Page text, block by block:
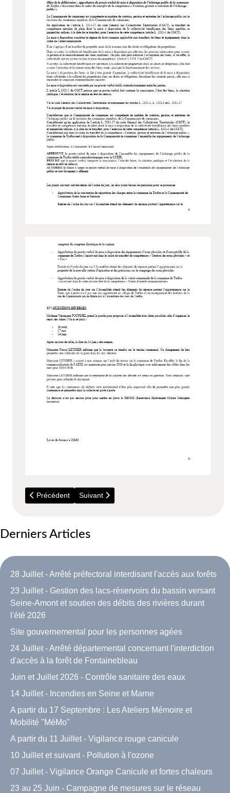
Article précédent : 12 Juin - Conseil Municipal
Précédent Article suivant : 3 Avril - Conseil Municipal
Suivant
Derniers Articles
28 Juillet - Arrêté préfectoral interdisant l'accès aux forêts
23 Juillet - Gestion des lacs-réservoirs du bassin versant
Seine-Amont et soutien des débits des rivières durant
l'été 2026
Site gouvernemental pour les personnes agées
24 Juillet - Arrêté départemental concernant l'interdiction
d'accès à la forêt de Fontainebleau
Juin et Juillet 2026 - Contrôle sanitaire des eaux
14 Juillet - Incendies en Seine et Marne
A partir du 17 Septembre : Les Ateliers Mémoire et
Mobilité "MéMo"
A partir du 11 Juillet - Vigilance rouge canicule
10 Juillet et suivant - Pollution à l'ozone
07 Juillet - Vigilance Orange Canicule et fortes chaleurs
23 au 25 Juin - Campagne de mesures sur le réseau